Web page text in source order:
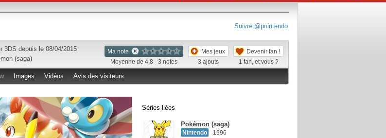
Suivre @pnintendo
Ma note
Moyenne de 4,8 - 3 notes
Mes jeux
3 ajouts
Devenir fan !
1 fan, et vous ?
3DS depuis le 08/04/2015
(saga)
Images Vidéos Avis des visiteurs
Séries liées
Pokémon (saga)
Nintendo 1996